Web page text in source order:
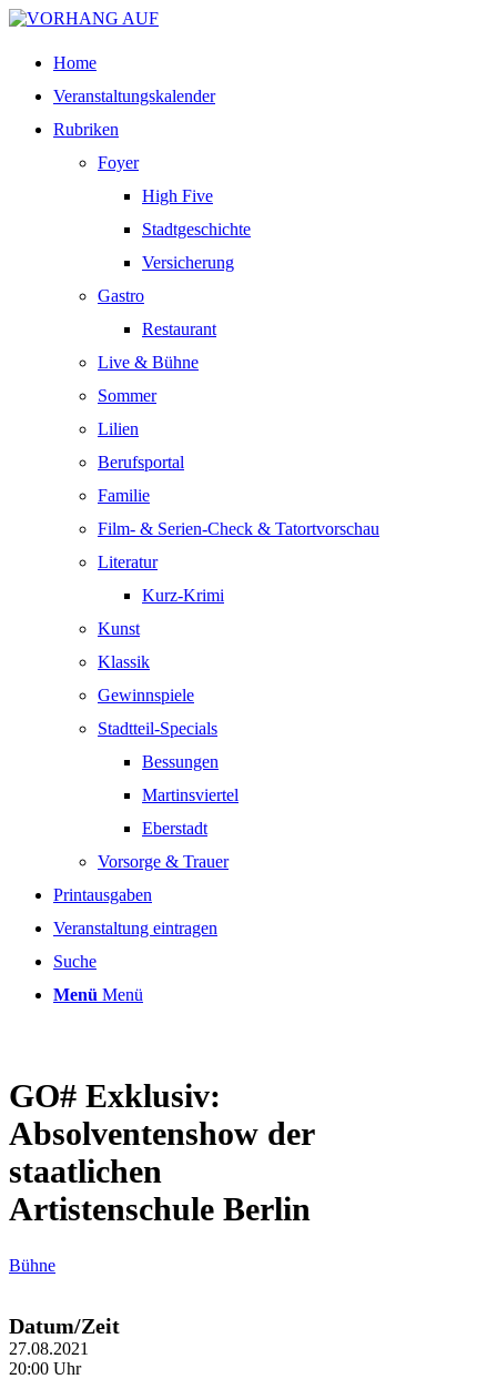
Home
Veranstaltungskalender
Rubriken
Foyer
High Five
Stadtgeschichte
Versicherung
Gastro
Restaurant
Live & Bühne
Sommer
Lilien
Berufsportal
Familie
Film- & Serien-Check & Tatortvorschau
Literatur
Kurz-Krimi
Kunst
Klassik
Gewinnspiele
Stadtteil-Specials
Bessungen
Martinsviertel
Eberstadt
Vorsorge & Trauer
Printausgaben
Veranstaltung eintragen
Suche
Menü Menü
GO# Exklusiv:
Absolventenshow der
staatlichen
Artistenschule Berlin
Bühne
Datum/Zeit
27.08.2021
20:00 Uhr